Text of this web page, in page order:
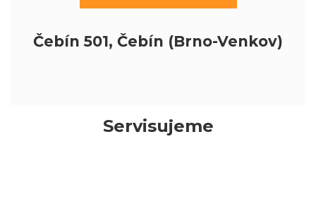
Čebín 501, Čebín (Brno-Venkov)
Servisujeme